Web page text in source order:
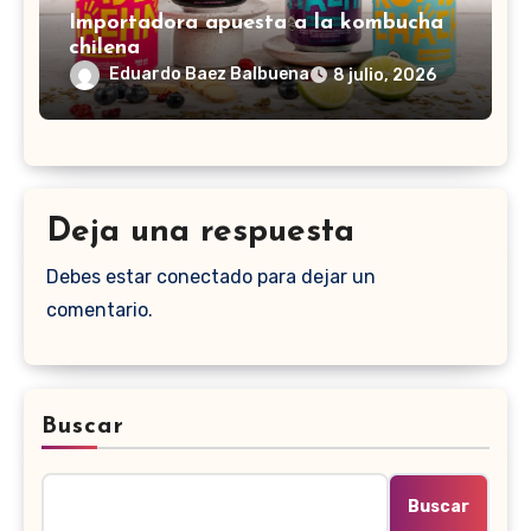
Importadora apuesta a la kombucha
chilena
Eduardo Baez Balbuena 8 julio, 2026
Deja una respuesta
Debes estar conectado para dejar un
comentario.
Buscar
Buscar